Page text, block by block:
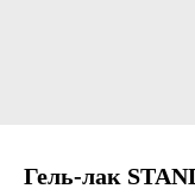
Гель-лак